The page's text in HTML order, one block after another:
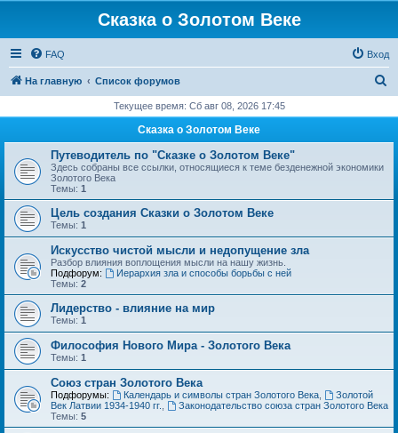
Сказка о Золотом Веке
FAQ Вход
На главную Список форумов
с
Текущее время: Сб авг 08, 2026 17:45
Сказка о Золотом Веке
Путеводитель по "Сказке о Золотом Веке"
Здесь собраны все ссылки, относящиеся к теме безденежной экономики
Золотого Века
Темы: 1
Цель создания Сказки о Золотом Веке
Темы: 1
Искусство чистой мысли и недопущение зла
Разбор влияния воплощения мысли на нашу жизнь.
Подфорум:
Иерархия зла и способы борьбы с ней
Темы: 2
Лидерство - влияние на мир
Темы: 1
Философия Нового Мира - Золотого Века
Темы: 1
Cоюз стран Золотого Века
Подфорумы: Календарь и символы стран Золотого Века,
Золотой
Век Латвии 1934-1940 гг.
Законодательство союза стран Золотого Века
Темы: 5